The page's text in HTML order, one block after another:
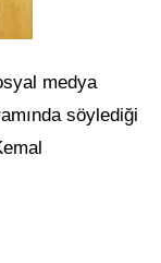
medya
söylediği